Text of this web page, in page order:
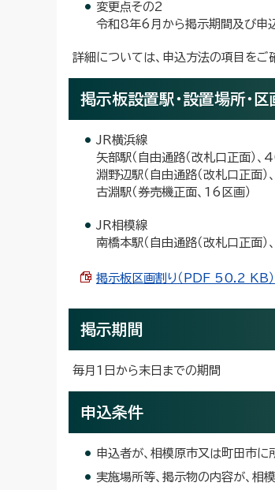
変更点その2
令和8年6月から掲示期間及び申
詳細については、申込方法の項目をご
掲示板設置駅・設置場所・区
JR横浜線
矢部駅（自由通路（改札口正面）、
淵野辺駅（自由通路（改札口正面）
古淵駅（券売機正面、16区画）
JR相模線
南橋本駅（自由通路（改札口正面）
掲示板区画割り（PDF 50.2 KB）
掲示期間
毎月1日から末日までの期間
申込条件
申込者が、相模原市又は町田市に
実施場所等、掲示物の内容が、相